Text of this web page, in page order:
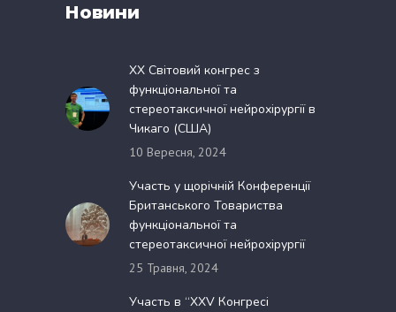
Новини
XX Світовий конгрес з
функціональної та
стереотаксичної нейрохірургії в
Чикаго (США)
10 Вересня, 2024
Участь у щорічній Конференції
Британського Товариства
функціональної та
стереотаксичної нейрохірургії
25 Травня, 2024
Участь в “XXV Конгресі